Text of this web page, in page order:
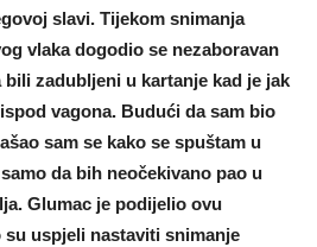
slavi. Tijekom snimanja
vlaka dogodio se nezaboravan
bili zadubljeni u kartanje kad je jak
vagona. Budući da sam bio
sam se kako se spuštam u
da bih neočekivano pao u
Glumac je podijelio ovu
uspjeli nastaviti snimanje